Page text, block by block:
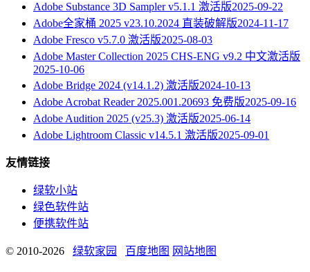
Adobe Substance 3D Sampler v5.1.1 激活版2025-09-22
Adobe全家桶 2025 v23.10.2024 直装破解版2024-11-17
Adobe Fresco v5.7.0 激活版2025-08-03
Adobe Master Collection 2025 CHS-ENG v9.2 中文激活版
2025-10-06
Adobe Bridge 2024 (v14.1.2) 激活版2024-10-13
Adobe Acrobat Reader 2025.001.20693 免费版2025-09-16
Adobe Audition 2025 (v25.3) 激活版2025-06-14
Adobe Lightroom Classic v14.5.1 激活版2025-09-01
友情链接
绿软小站
绿色软件站
便携软件站
© 2010-2026 绿软家园 百度地图 网站地图